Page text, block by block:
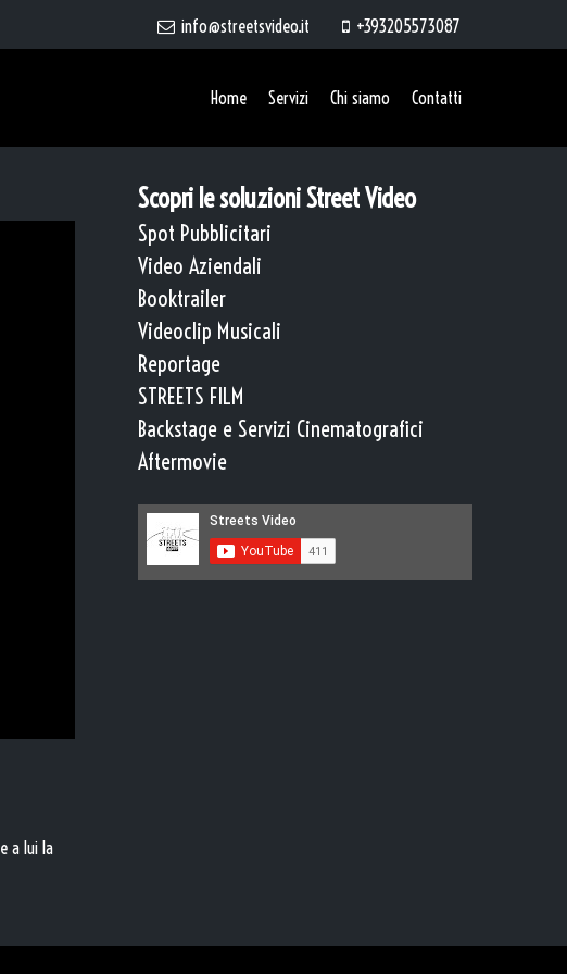
+393205573087
info@streetsvideo.it
Home Servizi Chi siamo Contatti
a lui la
Scopri le soluzioni Street Video
Spot Pubblicitari
Video Aziendali
Booktrailer
Videoclip Musicali
Reportage
STREETS FILM
Backstage e Servizi Cinematografici
Aftermovie